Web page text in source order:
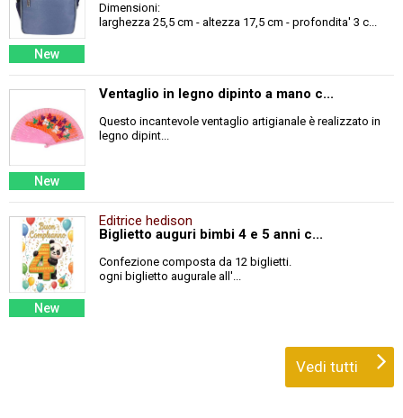
New
Dimensioni:
larghezza 25,5 cm - altezza 17,5 cm - profondita' 3 c...
New
Ventaglio in legno dipinto a mano c...
Questo incantevole ventaglio artigianale è realizzato in
legno dipint...
New
Editrice hedison
Biglietto auguri bimbi 4 e 5 anni c...
Confezione composta da 12 biglietti.
ogni biglietto augurale all'...
Vedi tutti